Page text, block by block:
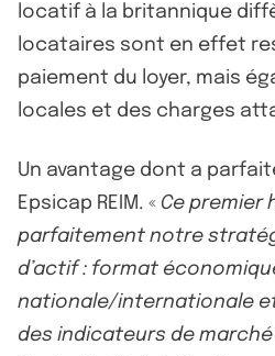
locatif à la britannique
locataires sont en effet
paiement du loyer, mais
locales et des charges
Un avantage dont a
Epsicap REIM. « Ce premier
parfaitement notre
d’actif : format
nationale/internationale
des indicateurs de marché